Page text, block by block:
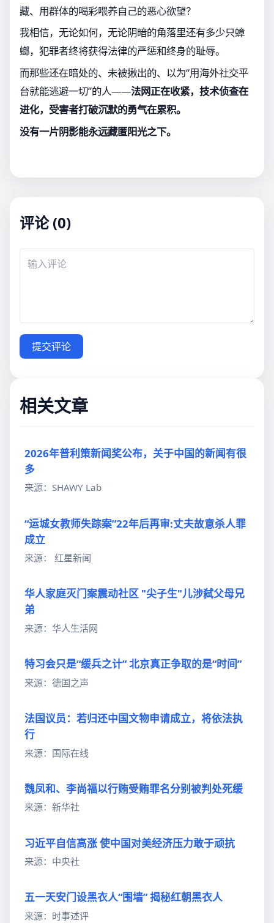
藏、用群体的喝彩喂养自己的恶心欲望？
我相信，无论如何，无论阴暗的角落里还有多少只蟑
螂，犯罪者终将获得法律的严惩和终身的耻辱。
而那些还在暗处的、未被揪出的、以为“用海外社交平
台就能逃避一切”的人——法网正在收紧，技术侦查在
进化，受害者打破沉默的勇气在累积。
没有一片阴影能永远藏匿阳光之下。
评论 (0)
提交评论
相关文章
2026年普利策新闻奖公布，关于中国的新闻有很
多
来源：SHAWY Lab
“运城女教师失踪案”22年后再审:丈夫故意杀人罪
成立
来源： 红星新闻
华人家庭灭门案震动社区 "尖子生"儿涉弑父母兄
弟
来源：华人生活网
特习会只是“缓兵之计” 北京真正争取的是“时间”
来源：德国之声
法国议员：若归还中国文物申请成立，将依法执
行
来源：国际在线
魏凤和、李尚福以行贿受贿罪名分别被判处死缓
来源：新华社
习近平自信高涨 使中国对美经济压力敢于顽抗
来源：中央社
五一天安门设黑衣人“围墙” 揭秘红朝黑衣人
来源：时事述评